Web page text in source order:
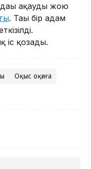
ақауды жою
. Тағы бір адам
қозғады.
Оқыс оқиға